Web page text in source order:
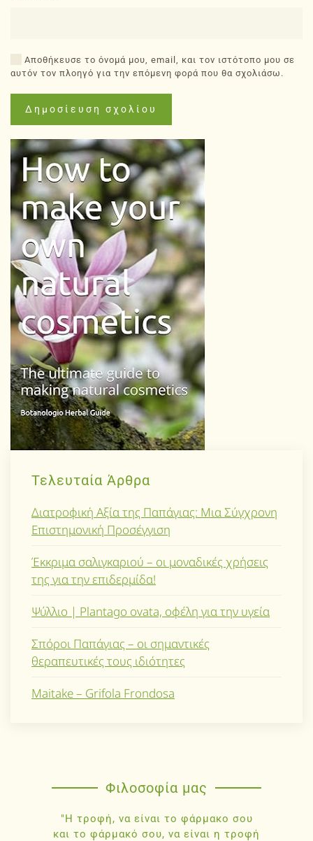
Αποθήκευσε το όνομά μου, email, και τον ιστότοπο μου σε
αυτόν τον πλοηγό για την επόμενη φορά που θα σχολιάσω.
Δημοσίευση σχολίου
Τελευταία Άρθρα
Διατροφική Αξία της Παπάγιας: Μια Σύγχρονη
Επιστημονική Προσέγγιση
Έκκριμα σαλιγκαριού – οι μοναδικές χρήσεις
της για την επιδερμίδα!
Ψύλλιο | Plantago ovata, οφέλη για την υγεία
Σπόροι Παπάγιας – οι σημαντικές
θεραπευτικές τους ιδιότητες
Maitake – Grifola Frondosa
Φιλοσοφία μας
"Η τροφή, να είναι το φάρμακο σου
και το φάρμακό σου, να είναι η τροφή